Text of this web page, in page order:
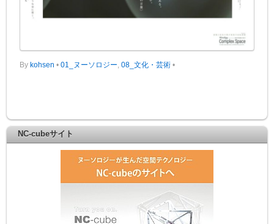
By kohsen • 01_ヌーソロジー,08_文化・芸術 •
NC-cubeサイト